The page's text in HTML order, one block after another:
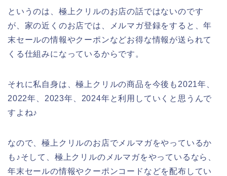
というのは、極上クリルのお店の話ではないのです
が、家の近くのお店では、メルマガ登録をすると、年
末セールの情報やクーポンなどお得な情報が送られて
くる仕組みになっているからです。
それに私自身は、極上クリルの商品を今後も2021年、
2022年、2023年、2024年と利用していくと思うんで
すよね♪
なので、極上クリルのお店でメルマガをやっているか
も♪そして、極上クリルのメルマガをやっているなら、
年末セールの情報やクーポンコードなどを配布してい